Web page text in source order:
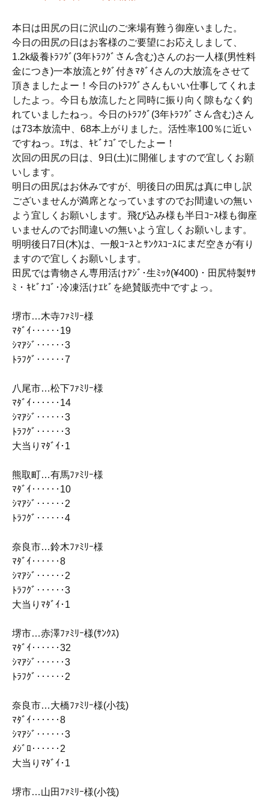
本日は田尻の日に沢山のご来場有難う御座いました。
今日の田尻の日はお客様のご要望にお応えしまして、
1.2k級養ﾄﾗﾌｸﾞ(3年ﾄﾗﾌｸﾞさん含む)さんのお一人様(男性料
金につき)一本放流とﾀｸﾞ付きﾏﾀﾞｲさんの大放流をさせて
頂きましたよー！今日のﾄﾗﾌｸﾞさんもいい仕事してくれま
したよっ。今日も放流したと同時に振り向く隙もなく釣
れていましたねっ。今日のﾄﾗﾌｸﾞ(3年ﾄﾗﾌｸﾞさん含む)さん
は73本放流中、68本上がりました。活性率100％に近い
ですねっ。ｴｻは、ｷﾋﾞﾅｺﾞでしたよー！
次回の田尻の日は、9日(土)に開催しますので宜しくお願
いします。
明日の田尻はお休みですが、明後日の田尻は真に申し訳
ございませんが満席となっていますのでお間違いの無い
よう宜しくお願いします。飛び込み様も半日ｺｰｽ様も御座
いませんのでお間違いの無いよう宜しくお願いします。
明明後日7日(木)は、一般ｺｰｽとｻﾝｸｽｺｰｽにまだ空きが有り
ますので宜しくお願いします。
田尻では青物さん専用活けｱｼﾞ･生ﾐｯｸ(¥400)・田尻特製ｻｻ
ﾐ・ｷﾋﾞﾅｺﾞ･冷凍活けｴﾋﾞを絶賛販売中ですよっ。
堺市…木寺ﾌｧﾐﾘｰ様
ﾏﾀﾞｲ‥‥‥19
ｼﾏｱｼﾞ‥‥‥3
ﾄﾗﾌｸﾞ‥‥‥7
八尾市…松下ﾌｧﾐﾘｰ様
ﾏﾀﾞｲ‥‥‥14
ｼﾏｱｼﾞ‥‥‥3
ﾄﾗﾌｸﾞ‥‥‥3
大当りﾏﾀﾞｲ･1
熊取町…有馬ﾌｧﾐﾘｰ様
ﾏﾀﾞｲ‥‥‥10
ｼﾏｱｼﾞ‥‥‥2
ﾄﾗﾌｸﾞ‥‥‥4
奈良市…鈴木ﾌｧﾐﾘｰ様
ﾏﾀﾞｲ‥‥‥8
ｼﾏｱｼﾞ‥‥‥2
ﾄﾗﾌｸﾞ‥‥‥3
大当りﾏﾀﾞｲ･1
堺市…赤澤ﾌｧﾐﾘｰ様(ｻﾝｸｽ)
ﾏﾀﾞｲ‥‥‥32
ｼﾏｱｼﾞ‥‥‥3
ﾄﾗﾌｸﾞ‥‥‥2
奈良市…大橋ﾌｧﾐﾘｰ様(小筏)
ﾏﾀﾞｲ‥‥‥8
ｼﾏｱｼﾞ‥‥‥3
ﾒｼﾞﾛ‥‥‥2
大当りﾏﾀﾞｲ･1
堺市…山田ﾌｧﾐﾘｰ様(小筏)